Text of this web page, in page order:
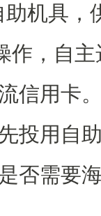
机具，
作，自
信用卡
投用自
否需要